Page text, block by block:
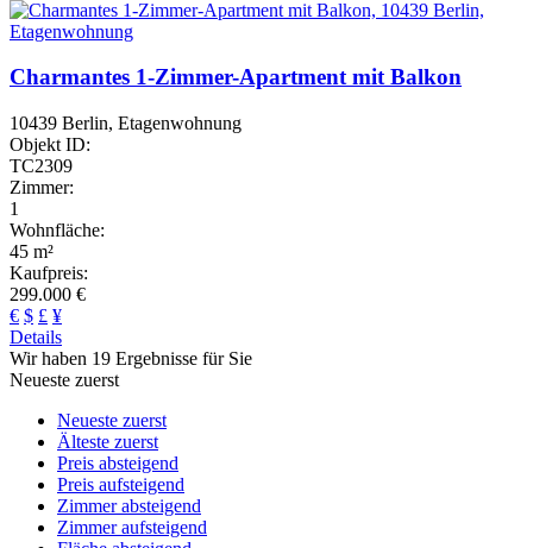
Charmantes 1-Zimmer-Apartment mit Balkon
10439 Berlin, Etagenwohnung
Objekt ID:
TC2309
Zimmer:
1
Wohnfläche:
45 m²
Kaufpreis:
299.000 €
€ $ £ ¥
Details
Wir haben 19 Ergebnisse für Sie
Neueste zuerst
Neueste zuerst
Älteste zuerst
Preis absteigend
Preis aufsteigend
Zimmer absteigend
Zimmer aufsteigend